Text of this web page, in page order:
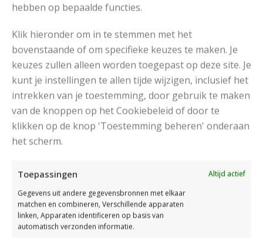
hebben op bepaalde functies.
Klik hieronder om in te stemmen met het
bovenstaande of om specifieke keuzes te maken. Je
keuzes zullen alleen worden toegepast op deze site. Je
kunt je instellingen te allen tijde wijzigen, inclusief het
intrekken van je toestemming, door gebruik te maken
van de knoppen op het Cookiebeleid of door te
klikken op de knop 'Toestemming beheren' onderaan
het scherm.
Toepassingen
Altijd actief
Gegevens uit andere gegevensbronnen met elkaar
matchen en combineren, Verschillende apparaten
linken, Apparaten identificeren op basis van
automatisch verzonden informatie.